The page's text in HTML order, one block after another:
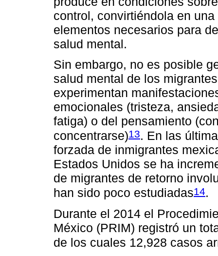
control, convirtiéndola en
elementos necesarios para
salud mental.
Sin embargo, no es posible
salud mental de los
experimentan
emocionales (tristeza,
fatiga) o del pensamiento
concentrarse)13. En las
forzada de inmigrantes
Estados Unidos se ha
de migrantes de retorno
han sido poco estudiadas14.
Durante el 2014 el
México (PRIM) registró un
de los cuales 12,928 casos